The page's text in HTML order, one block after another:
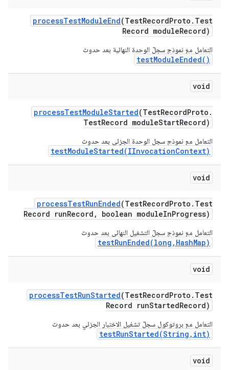
processTestModuleEnd(TestRecordProto . Test
Record moduleRecord)
التعامل مع نموذج سجلّ الوحدة النهائية بعد حدوث
testModuleEnded()
void
processTestModuleStarted(TestRecordProto .
TestRecord moduleStartRecord)
التعامل مع نموذج سجل الوحدة الجزئي بعد حدوث
testModuleStarted(IInvocationContext)
void
processTestRunEnded(TestRecordProto . Test
Record runRecord , boolean moduleInProgress)
التعامل مع نموذج سجلّ التشغيل النهائي بعد حدوث
testRunEnded(long,HashMap)
void
processTestRunStarted(TestRecordProto . Test
Record runStartedRecord)
التعامل مع بروتوكول سجلّ تشغيل الاختبار الجزئي بعد حدوث
testRunStarted(String,int)
void